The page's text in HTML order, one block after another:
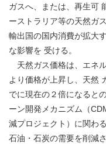
ガスへ、または、再生可
ーストラリア等の天然ガ
輸出国の国内消費が拡大
な影響を 受ける。
天然ガス価格は、エネ
より価格が上昇し、天然
でに現在の２倍になると
ーン開発メカニズム（
減プロジェクト）に関わ
石油・石炭の需要を削減